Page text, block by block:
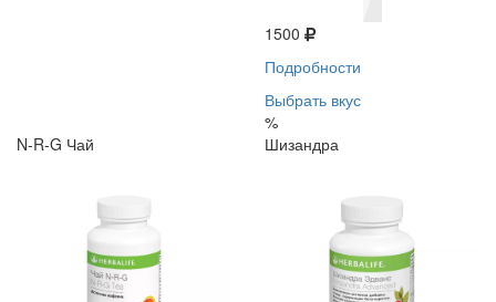
1500
Подробности
Выбрать вкус
%
N-R-G Чай
Шизандра